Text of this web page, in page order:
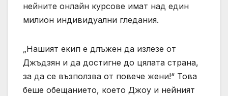
нейните онлайн курсове имат над един
милион индивидуални гледания.
„Нашият екип е длъжен да излезе от
Джъдзян и да достигне до цялата страна,
за да се възползва от повече жени!“ Това
беше обещанието, което Джоу и нейният